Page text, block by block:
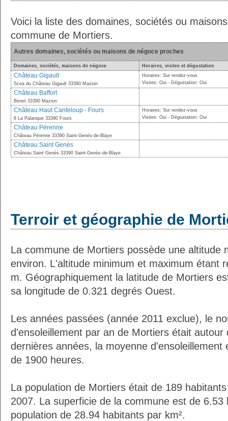
Voici la liste des domaines, sociétés ou
commune de Mortiers.
Autres domaines, sociétés ou maisons de négoce proches
Domaines, sociétés, maisons de négoce Horaires, visites et dégustation
Château Gigault
Scea du Château Gigault 33390 Mazion
Horaires: Sur rendez-vous
Visites: Oui - Dégustation: Oui
Château Baffort
Benet 33390 Mazion
Château Haut Canteloup - Fours
8 La Palanque 33390 Fours
Horaires: Sur rendez-vous
Visites: Oui - Dégustation: Oui
Château Pérenne
Château Pérenne 33390 Saint-Genès-de-Blaye
Château Saint Genès
Château Saint Genès 33390 Saint-Genès-de-Blaye
Terroir et géographie de
La commune de Mortiers possède une altitude
environ. L'altitude minimum et maximum étant
m. Géographiquement la latitude de Mortiers
sa longitude de 0.321 degrés Ouest.
Les années passées (année 2011 exclue), le
d'ensoleillement par an de Mortiers était autour
dernières années, la moyenne d'ensoleillement
de 1900 heures.
La population de Mortiers était de 189
2007. La superficie de la commune est de 6.53
population de 28.94 habitants par km².